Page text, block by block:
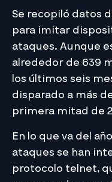
Se recopiló datos
para imitar
ataques. Aunque
alrededor de 639
los últimos seis
disparado a más
primera mitad de
En lo que va del
ataques se han
protocolo telnet,